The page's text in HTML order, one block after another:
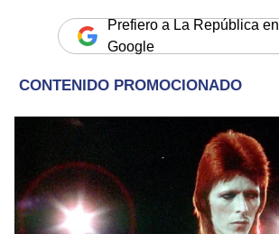
Prefiero a La República en
Google